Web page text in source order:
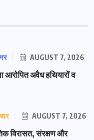
AUGUST 7, 2026
आरोपित अवैध हथियारों व
AUGUST 7, 2026
विरासत, संरक्षण और